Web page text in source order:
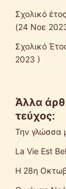
Σχολικό
(24 Νοε
Σχολικό
2023 )
Άλλα
τεύχος:
Την γλώσσα
La Vie Est
Η 28η